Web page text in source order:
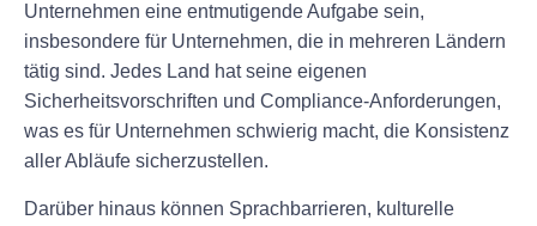
Unternehmen eine entmutigende Aufgabe sein,
insbesondere für Unternehmen, die in mehreren Ländern
tätig sind. Jedes Land hat seine eigenen
Sicherheitsvorschriften und Compliance-Anforderungen,
was es für Unternehmen schwierig macht, die Konsistenz
aller Abläufe sicherzustellen.
Darüber hinaus können Sprachbarrieren, kulturelle